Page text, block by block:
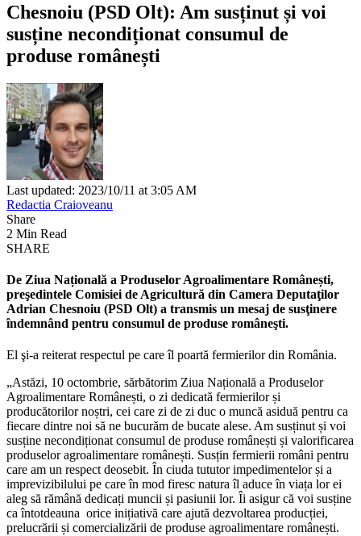
Chesnoiu (PSD Olt): Am susținut și voi
susține necondiționat consumul de
produse românești
Last updated: 2023/10/11 at 3:05 AM
Redactia Craioveanu
Share
2 Min Read
SHARE
De Ziua Națională a Produselor Agroalimentare Românești,
preşedintele Comisiei de Agricultură din Camera Deputaţilor
Adrian Chesnoiu (PSD Olt) a transmis un mesaj de susţinere
îndemnând pentru consumul de produse româneşti.
El şi-a reiterat respectul pe care îl poartă fermierilor din România.
„Astăzi, 10 octombrie, sărbătorim Ziua Națională a Produselor
Agroalimentare Românești, o zi dedicată fermierilor și
producătorilor noștri, cei care zi de zi duc o muncă asiduă pentru ca
fiecare dintre noi să ne bucurăm de bucate alese. Am susținut și voi
susține necondiționat consumul de produse românești și valorificarea
produselor agroalimentare românești. Susțin fermierii români pentru
care am un respect deosebit. În ciuda tututor impedimentelor și a
imprevizibilului pe care în mod firesc natura îl aduce în viața lor ei
aleg să rămână dedicați muncii și pasiunii lor. Îi asigur că voi susține
ca întotdeauna orice inițiativă care ajută dezvoltarea producției,
prelucrării și comercializării de produse agroalimentare românești.